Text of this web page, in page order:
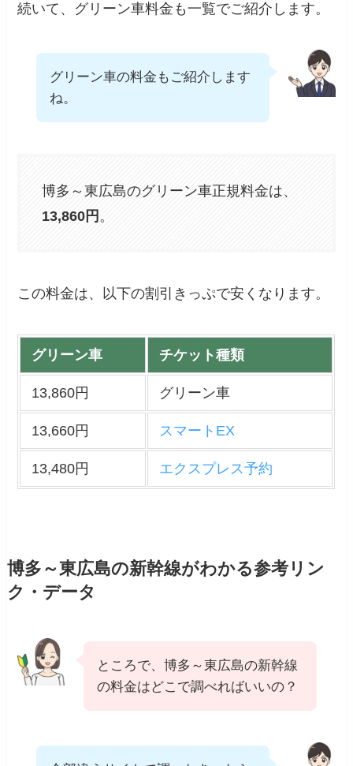
続いて、グリーン車料金も一覧でご紹介します。
グリーン車の料金もご紹介します
ね。
博多～東広島のグリーン車正規料金は、
13,860円 。
この料金は、以下の割引きっぷで安くなります。
グリーン車 チケット種類
13,860円 グリーン車
13,660円 スマートEX
13,480円 エクスプレス予約
博多～東広島の新幹線がわかる参考リン
ク・データ
ところで、博多～東広島の新幹線
の料金はどこで調べればいいの？